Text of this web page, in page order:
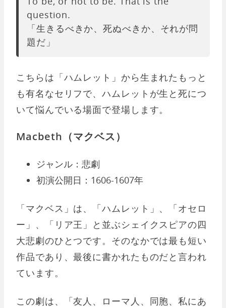
question.
「生きるべきか、死ぬべきか、それが問
題だ」
こちらは「ハムレット」から生まれたもっと
も有名なセリフで、ハムレットが生と死につ
いて悩んでいる場面で登場します。
Macbeth（マクベス）
ジャンル：悲劇
初演公開日：1606-1607年
「マクベス」は、「ハムレット」、「オセロ
ー」、「リア王」と並ぶシェイクスピアの四
大悲劇のひとつです。そのなかでは最も短い
作品であり、最後に書かれたものだと言われ
ています。
この劇は、「友人、ローマ人、同胞、私にあ